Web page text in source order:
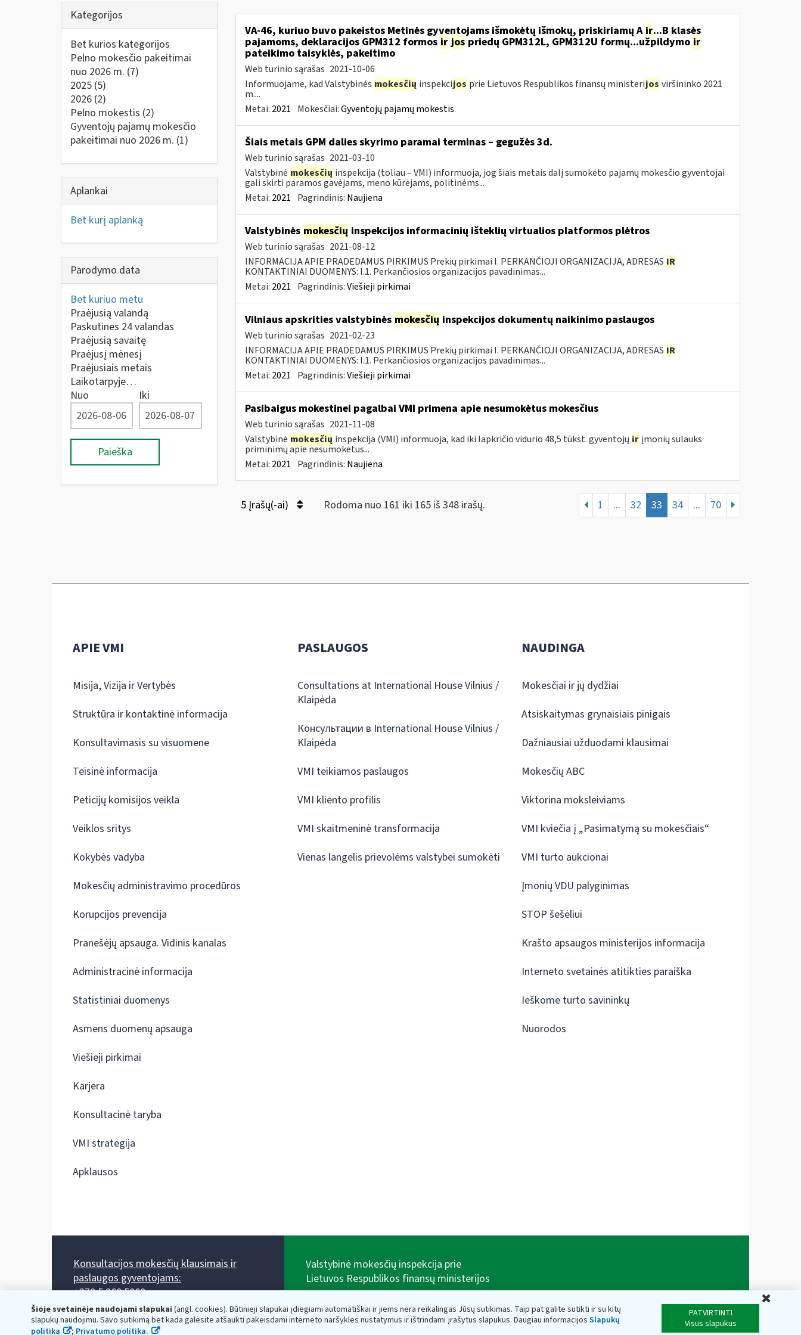
Kategorijos
Bet kurios kategorijos
Pelno mokesčio pakeitimai
nuo 2026 m. (7)
2025 (5)
2026 (2)
Pelno mokestis (2)
Gyventojų pajamų mokesčio
pakeitimai nuo 2026 m. (1)
Aplankai
Bet kurį aplanką
Parodymo data
Bet kuriuo metu
Praėjusią valandą
Paskutines 24 valandas
Praėjusią savaitę
Praėjusį mėnesį
Praėjusiais metais
Laikotarpyje…
Nuo
Iki
Paieška
VA-46, kuriuo buvo pakeistos Metinės gyventojams išmokėtų išmokų, priskiriamų A ir...B klasės
pajamoms, deklaracijos GPM312 formos ir jos priedų GPM312L, GPM312U formų...užpildymo ir
pateikimo taisyklės, pakeitimo
Web turinio sąrašas 2021-10-06
Informuojame, kad Valstybinės mokesčių inspekcijos prie Lietuvos Respublikos finansų ministerijos viršininko 2021
m....
Metai: 2021 Mokesčiai:Gyventojų pajamų mokestis
Šiais metais GPM dalies skyrimo paramai terminas – gegužės 3d.
Web turinio sąrašas 2021-03-10
Valstybinė mokesčių inspekcija (toliau – VMI) informuoja, jog šiais metais dalį sumokėto pajamų mokesčio gyventojai
gali skirti paramos gavėjams, meno kūrėjams, politinėms...
Metai: 2021 Pagrindinis: Naujiena
Valstybinės mokesčių inspekcijos informacinių išteklių virtualios platformos plėtros
Web turinio sąrašas 2021-08-12
INFORMACIJA APIE PRADEDAMUS PIRKIMUS Prekių pirkimai I. PERKANČIOJI ORGANIZACIJA, ADRESAS IR
KONTAKTINIAI DUOMENYS: I.1. Perkančiosios organizacijos pavadinimas...
Metai: 2021 Pagrindinis:Viešieji pirkimai
Vilniaus apskrities valstybinės mokesčių inspekcijos dokumentų naikinimo paslaugos
Web turinio sąrašas 2021-02-23
INFORMACIJA APIE PRADEDAMUS PIRKIMUS Prekių pirkimai I. PERKANČIOJI ORGANIZACIJA, ADRESAS IR
KONTAKTINIAI DUOMENYS: I.1. Perkančiosios organizacijos pavadinimas...
Metai: 2021 Pagrindinis:Viešieji pirkimai
Pasibaigus mokestinei pagalbai VMI primena apie nesumokėtus mokesčius
Web turinio sąrašas 2021-11-08
Valstybinė mokesčių inspekcija (VMI) informuoja, kad iki lapkričio vidurio 48,5 tūkst. gyventojų ir įmonių sulauks
priminimų apie nesumokėtus...
Metai: 2021 Pagrindinis: Naujiena
5 Įrašų(-ai) Rodoma nuo 161 iki 165 iš 348 irašų. 1 ... 32 33 34 ... 70
Šioje svetainėje naudojami slapukai(angl. cookies). Būtinieji slapukai įdiegiami automatiškai ir jiems nėra reikalingas Jūsų sutikimas. Taip pat galite sutikti ir su kitų
slapukų naudojimu. Savo sutikimą bet kada galėsite atšaukti pakeisdami interneto naršyklės nustatymus ir ištrindami įrašytus slapukus. Daugiau informacijos Slapukų
politika
; Privatumo politika.
PATVIRTINTI
Visus slapukus
APIE VMI
Misija, Vizija ir Vertybės
Struktūra ir kontaktinė informacija
Konsultavimasis su visuomene
Teisinė informacija
Peticijų komisijos veikla
Veiklos sritys
Kokybės vadyba
Mokesčių administravimo procedūros
Korupcijos prevencija
Pranešėjų apsauga. Vidinis kanalas
Administracinė informacija
Statistiniai duomenys
Asmens duomenų apsauga
Viešieji pirkimai
Karjera
Konsultacinė taryba
VMI strategija
Apklausos
PASLAUGOS
Consultations at International House Vilnius /
Klaipėda
Консультации в International House Vilnius /
Klaipėda
VMI teikiamos paslaugos
VMI kliento profilis
VMI skaitmeninė transformacija
Vienas langelis prievolėms valstybei sumokėti
NAUDINGA
Mokesčiai ir jų dydžiai
Atsiskaitymas grynaisiais pinigais
Dažniausiai užduodami klausimai
Mokesčių ABC
Viktorina moksleiviams
VMI kviečia į „Pasimatymą su mokesčiais“
VMI turto aukcionai
Įmonių VDU palyginimas
STOP šešėliui
Krašto apsaugos ministerijos informacija
Interneto svetainės atitikties paraiška
Ieškome turto savininkų
Nuorodos
Konsultacijos mokesčių klausimais ir
paslaugos gyventojams:
+370 5 260 5060
Darbo laikas: I-IV 8.00-17.00, V 8.00-15.45.
Prieššventinę dieną - viena valanda trumpiau.
Kiekvieno mėnesio antrą penktadienį 8.00 val. - 12.00 val.
Valstybinė mokesčių inspekcija prie
Lietuvos Respublikos finansų ministerijos
adresas: Vasario 16-osios g. 14, 01107 Vilnius, Lietuva,
el.paštas:vmi@vmi.lt, E. pristatymo dėžutės adresas